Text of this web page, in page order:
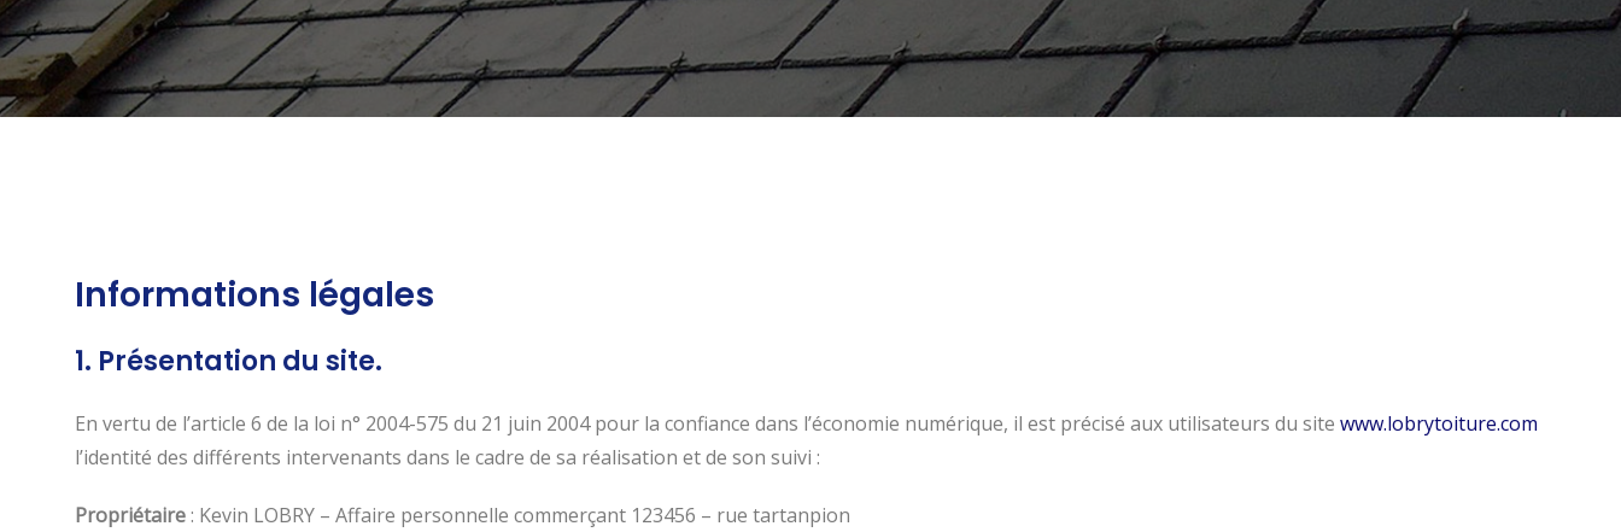
Informations légales
1. Présentation du site.
En vertu de l’article 6 de la loi n° 2004-575 du 21 juin 2004 pour la confiance dans l’économie numérique, il est précisé aux utilisateurs du site www.lobrytoiture.com
l’identité des différents intervenants dans le cadre de sa réalisation et de son suivi :
Propriétaire: Kevin LOBRY – Affaire personnelle commerçant 123456 – rue tartanpion